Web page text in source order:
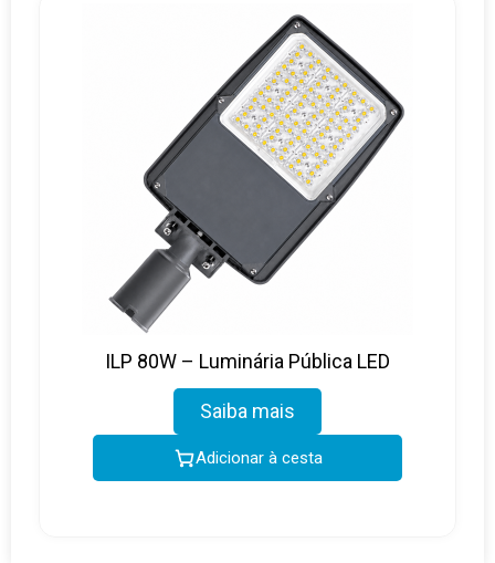
ILP 80W – Luminária Pública LED
Saiba mais
Adicionar à cesta